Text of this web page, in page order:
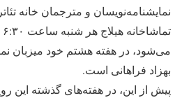
نمایشنامه‌نویسان و مترجمان خانه
می‌شود، در هفته هشتم خود میزبان
بهزاد فراهانی است.
پیش از این، در هفته‌های گذشته این